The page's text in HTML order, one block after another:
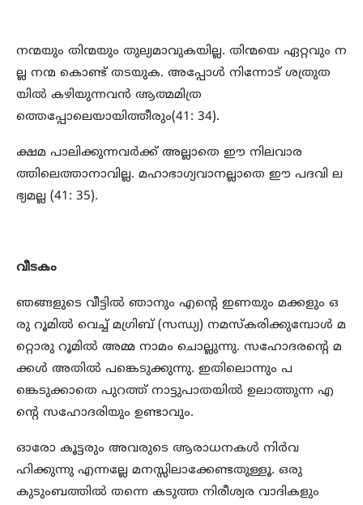
നന്മയും തിന്മയും തുല്യമാവുകയില്ല. തിന്മയെ ഏറ്റവും ന
ല്ല നന്മ കൊണ്ട് തടയുക. അപ്പോള്‍ നിന്നോട് ശത്രുത
യില്‍ കഴിയുന്നവന്‍ ആത്മമിത്ര
ത്തെപ്പോലെയായിത്തീരും(41: 34).
ക്ഷമ പാലിക്കുന്നവര്‍ക്ക് അല്ലാതെ ഈ നിലവാര
ത്തിലെത്താനാവില്ല. മഹാഭാഗ്യവാനല്ലാതെ ഈ പദവി ല
ഭ്യമല്ല (41: 35).
വീടകം
ഞങ്ങളുടെ വീട്ടില്‍ ഞാനും എന്റെ ഇണയും മക്കളും ഒ
രു റൂമില്‍ വെച്ച് മഗ്രിബ് (സന്ധ്യ) നമസ്‌കരിക്കുമ്പോള്‍ മ
റ്റൊരു റൂമില്‍ അമ്മ നാമം ചൊല്ലുന്നു. സഹോദരന്റെ മ
ക്കള്‍ അതില്‍ പങ്കെടുക്കുന്നു. ഇതിലൊന്നും പ
ങ്കെടുക്കാതെ പുറത്ത് നാട്ടുപാതയില്‍ ഉലാത്തുന്ന എ
ന്റെ സഹോദരിയും ഉണ്ടാവും.
ഓരോ കൂട്ടരും അവരുടെ ആരാധനകള്‍ നിര്‍വ
ഹിക്കുന്നു എന്നല്ലേ മനസ്സിലാക്കേണ്ടതുള്ളൂ. ഒരു
കുടുംബത്തില്‍ തന്നെ കടുത്ത നിരീശ്വര വാദികളും